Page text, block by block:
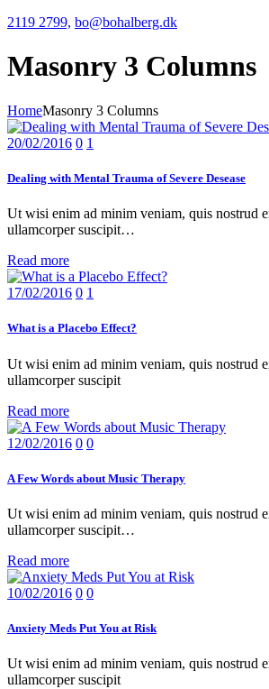
2119 2799, bo@bohalberg.dk
Masonry 3 Columns
HomeMasonry 3 Columns
20/02/2016 0 1
Dealing with Mental Trauma of Severe Desease
Ut wisi enim ad minim veniam, quis nostrud
ullamcorper suscipit…
Read more
17/02/2016 0 1
What is a Placebo Effect?
Ut wisi enim ad minim veniam, quis nostrud
ullamcorper suscipit
Read more
12/02/2016 0 0
A Few Words about Music Therapy
Ut wisi enim ad minim veniam, quis nostrud
ullamcorper suscipit…
Read more
10/02/2016 0 0
Anxiety Meds Put You at Risk
Ut wisi enim ad minim veniam, quis nostrud
ullamcorper suscipit